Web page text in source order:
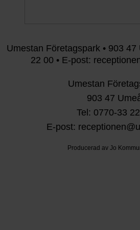
Umestan Företagspark • 903 47
22 00 • E-post:
Umestan
903 47
Tel: 0770-33
E-post:
Producerad av Jo